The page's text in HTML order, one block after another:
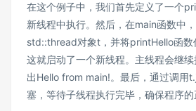
在这个例子中，我们首先定义了一个
新线程中执行。然后，在main函数中
std::thread对象t，并将printHello函数
这就启动了一个新线程。主线程会继
出Hello from main!。最后，通过调用
塞，等待子线程执行完毕，确保程序的